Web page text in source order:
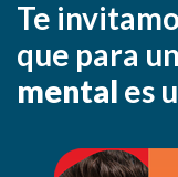
Te
que para
mental es